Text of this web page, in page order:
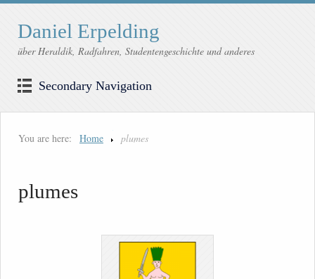
Daniel Erpelding
über Heraldik, Radfahren, Studentengeschichte und anderes
Secondary Navigation
You are here: Home plumes
plumes